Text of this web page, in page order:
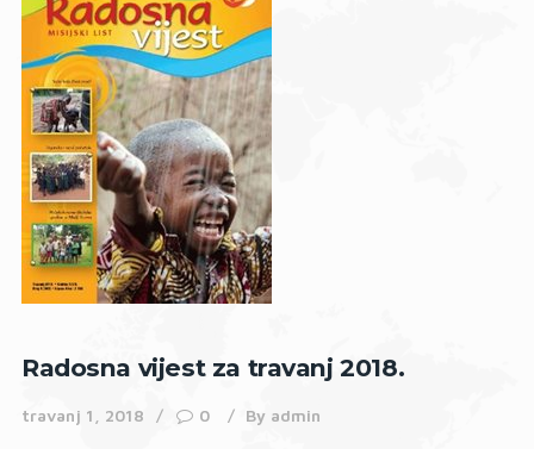
Radosna vijest za travanj 2018.
travanj 1, 2018 0 By admin